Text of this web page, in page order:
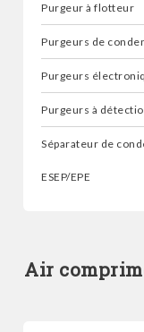
Purgeur à flotteur
Purgeurs de
Purgeurs
Purgeurs à
Séparateur de
ESEP/EPE
Air